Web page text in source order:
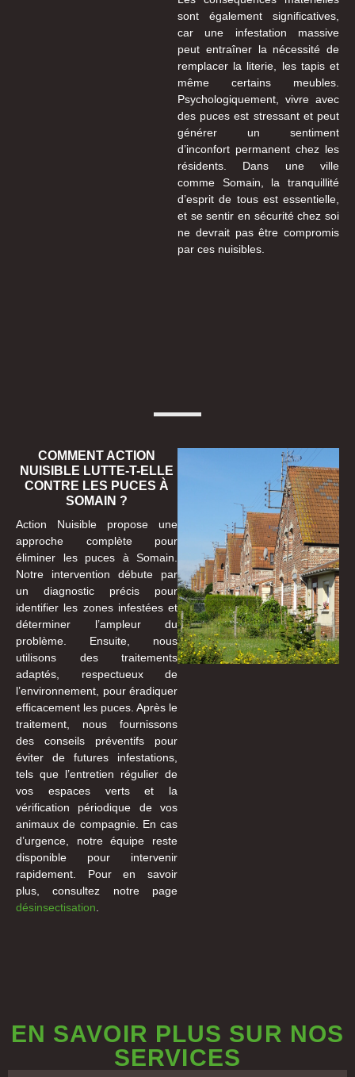
sont également significatives,
car une infestation massive
peut entraîner la nécessité de
remplacer la literie, les tapis et
même certains meubles.
Psychologiquement, vivre avec
des puces est stressant et peut
générer un sentiment
d’inconfort permanent chez les
résidents. Dans une ville
comme Somain, la tranquillité
d’esprit de tous est essentielle,
et se sentir en sécurité chez soi
ne devrait pas être compromis
par ces nuisibles.
COMMENT ACTION
NUISIBLE LUTTE-T-ELLE
CONTRE LES PUCES À
SOMAIN ?
Action Nuisible propose une
approche complète pour
éliminer les puces à Somain.
Notre intervention débute par
un diagnostic précis pour
identifier les zones infestées et
déterminer l’ampleur du
problème. Ensuite, nous
utilisons des traitements
adaptés, respectueux de
l’environnement, pour éradiquer
efficacement les puces. Après le
traitement, nous fournissons
des conseils préventifs pour
éviter de futures infestations,
tels que l’entretien régulier de
vos espaces verts et la
vérification périodique de vos
animaux de compagnie. En cas
d’urgence, notre équipe reste
disponible pour intervenir
rapidement. Pour en savoir
plus, consultez notre page
désinsectisation
EN SAVOIR PLUS SUR NOS
SERVICES